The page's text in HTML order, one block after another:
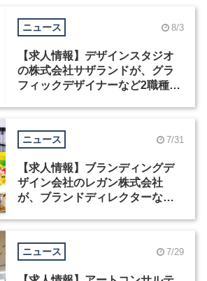
ニュース 8/3
【求人情報】デザインスタジオ
の株式会社サザランドが、グラ
フィックデザイナーなど2職種を
ニュース 7/31
【求人情報】ブランディングデ
ザイン会社のレガン株式会社
が、ブランドディレクターなど3
ニュース 7/29